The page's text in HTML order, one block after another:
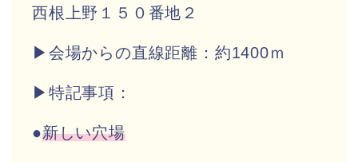
西根上野１５０番地２
▶会場からの直線距離：約1400ｍ
▶特記事項：
●新しい穴場